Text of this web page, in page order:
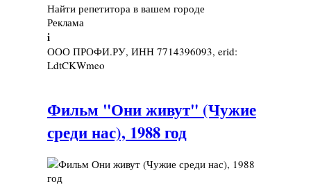
Найти репетитора в вашем городе
Реклама
i
ООО ПРОФИ.РУ, ИНН 7714396093, erid:
LdtCKWmeo
Фильм "Они живут" (Чужие
среди нас), 1988 год